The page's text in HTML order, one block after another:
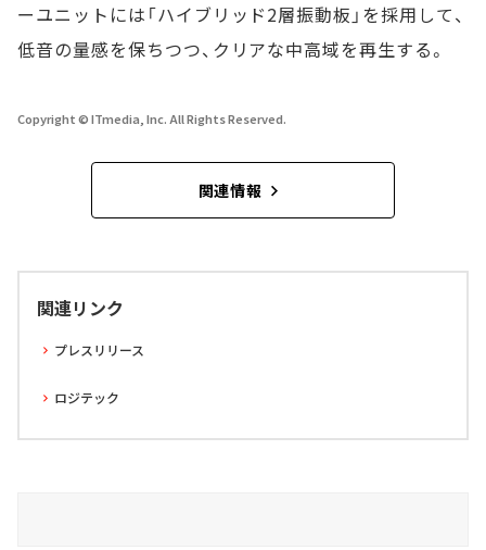
ーユニットには「ハイブリッド2層振動板」を採用して、
低音の量感を保ちつつ、クリアな中高域を再生する。
Copyright © ITmedia, Inc. All Rights Reserved.
関連情報
関連リンク
プレスリリース
ロジテック